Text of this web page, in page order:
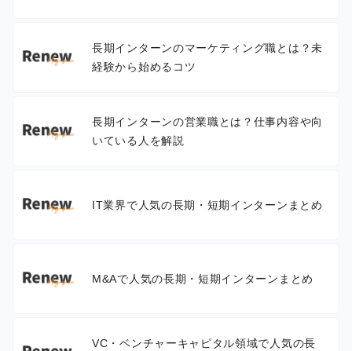
長期インターンのマーケティング職とは？未
経験から始めるコツ
長期インターンの営業職とは？仕事内容や向
いている人を解説
IT業界で人気の長期・短期インターンまとめ
M&Aで人気の長期・短期インターンまとめ
VC・ベンチャーキャピタル領域で人気の長